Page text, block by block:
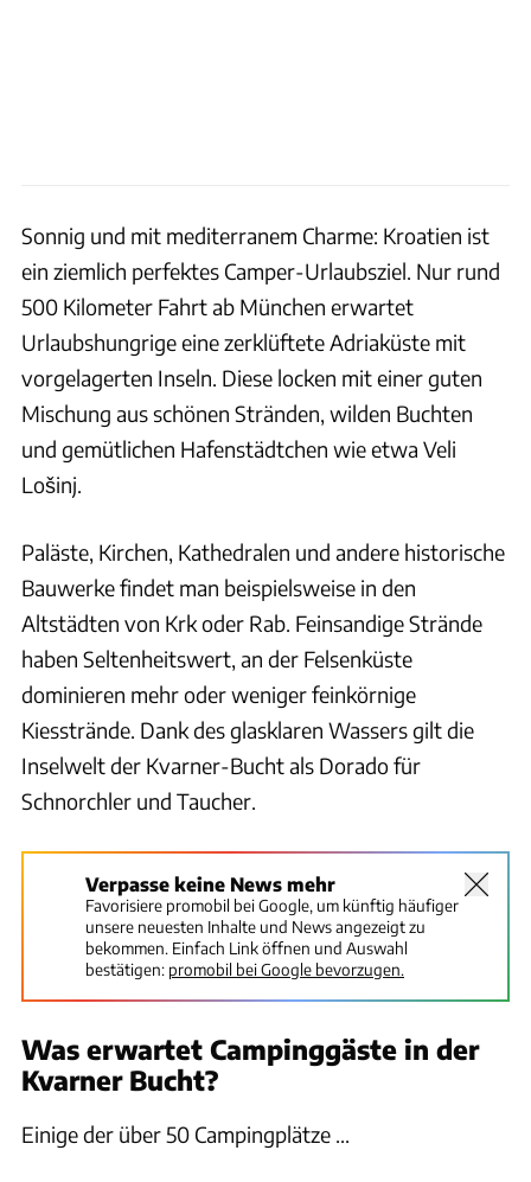
Sonnig und mit mediterranem Charme: Kroatien ist
ein ziemlich perfektes Camper-Urlaubsziel. Nur rund
500 Kilometer Fahrt ab München erwartet
Urlaubshungrige eine zerklüftete Adriaküste mit
vorgelagerten Inseln. Diese locken mit einer guten
Mischung aus schönen Stränden, wilden Buchten
und gemütlichen Hafenstädtchen wie etwa Veli
Lošinj.
Paläste, Kirchen, Kathedralen und andere historische
Bauwerke findet man beispielsweise in den
Altstädten von Krk oder Rab. Feinsandige Strände
haben Seltenheitswert, an der Felsenküste
dominieren mehr oder weniger feinkörnige
Kiesstrände. Dank des glasklaren Wassers gilt die
Inselwelt der Kvarner-Bucht als Dorado für
Schnorchler und Taucher.
Verpasse keine News mehr
Favorisiere promobil bei Google, um künftig häufiger
unsere neuesten Inhalte und News angezeigt zu
bekommen. Einfach Link öffnen und Auswahl
bestätigen: promobil bei Google bevorzugen.
Was erwartet Campinggäste in der
Kvarner Bucht?
Einige der über 50 Campingplätze ...